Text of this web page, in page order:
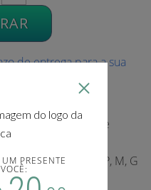
PRESENTE
de entrega para a sua
laterais e detalhe de
Coleção: Lisos
nos tamanhos P, M, G